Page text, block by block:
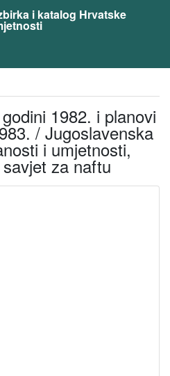
i katalog Hrvatske
1982. i planovi
/ Jugoslavenska
i umjetnosti,
za naftu